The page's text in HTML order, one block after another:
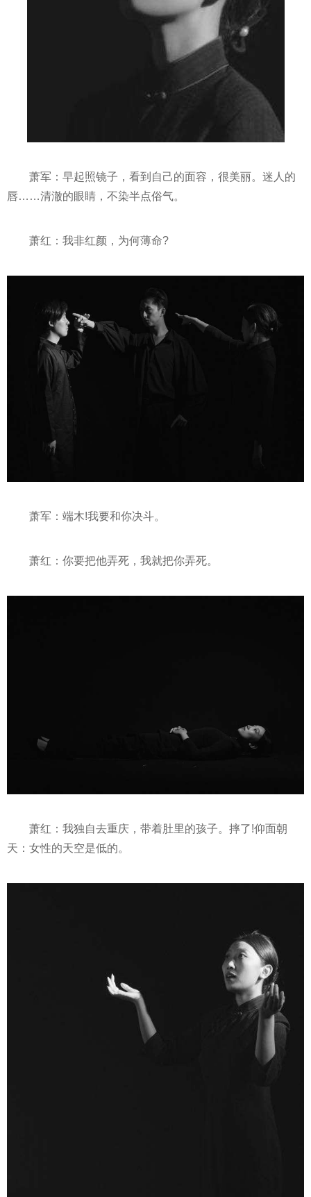
萧军：早起照镜子，看到自己的面容，很美丽。迷人的
唇……清澈的眼睛，不染半点俗气。
萧红：我非红颜，为何薄命?
萧军：端木!我要和你决斗。
萧红：你要把他弄死，我就把你弄死。
萧红：我独自去重庆，带着肚里的孩子。摔了!仰面朝
天：女性的天空是低的。